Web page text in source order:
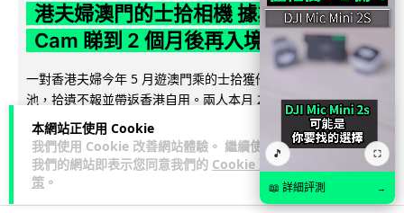
本網站正使用 Cookie
我們使用 Cookie 改善網站體驗。 繼續使用
我們的網站即表示您同意我們的 Cookie 政
策 。
港夫婦澳門的士拾相機 據為己有被的士
Cam 睇到 2 個月後再入境被捕
一對香港夫婦今年 5 月遊澳門乘的士拾獲他人遺留相機及電
池，拾遺不報並帶返香港自用。兩人本月 2 日經港珠澳大橋再
次入境澳門時，被治安警察局...
532 75 ↗ 分享 🎵 ⛶
📖 詳細評測 →